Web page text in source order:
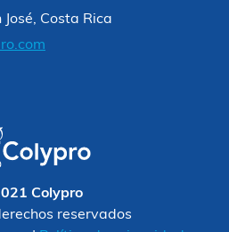
Costa Rica
Colypro
reservados